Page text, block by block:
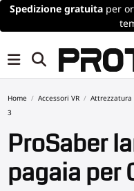
Spedizione gratuitaper
Home Accessori VR Attrezzatura
3
ProSaber
pagaia per